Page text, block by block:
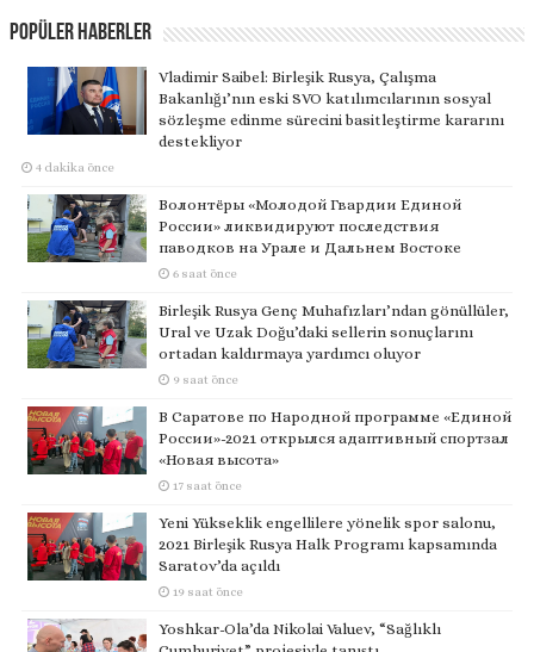
Popüler Haberler
Vladimir Saibel: Birleşik Rusya, Çalışma
Bakanlığı’nın eski SVO katılımcılarının sosyal
sözleşme edinme sürecini basitleştirme kararını
destekliyor
4 dakika önce
Волонтёры «Молодой Гвардии Единой
России» ликвидируют последствия
паводков на Урале и Дальнем Востоке
6 saat önce
Birleşik Rusya Genç Muhafızları’ndan gönüllüler,
Ural ve Uzak Doğu’daki sellerin sonuçlarını
ortadan kaldırmaya yardımcı oluyor
9 saat önce
В Саратове по Народной программе «Единой
России»-2021 открылся адаптивный спортзал
«Новая высота»
17 saat önce
Yeni Yükseklik engellilere yönelik spor salonu,
2021 Birleşik Rusya Halk Programı kapsamında
Saratov’da açıldı
19 saat önce
Yoshkar-Ola’da Nikolai Valuev, “Sağlıklı